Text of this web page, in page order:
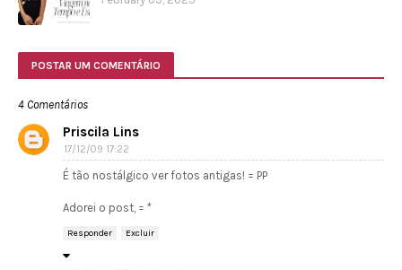
POSTAR UM COMENTÁRIO
4 Comentários
Priscila Lins
17/12/09 17:22
É tão nostálgico ver fotos antigas! = PP
Adorei o post, = *
Responder Excluir